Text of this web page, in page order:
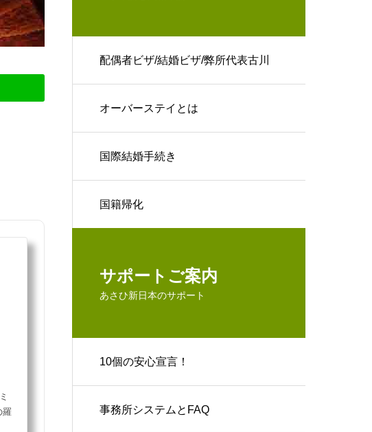
羅
配偶者ビザ/結婚ビザ/弊所代表古川
TBSTV取材等
オーバーステイとは
国際結婚手続き
国籍帰化
サポートご案内
あさひ新日本のサポート
10個の安心宣言！
事務所システムとFAQ